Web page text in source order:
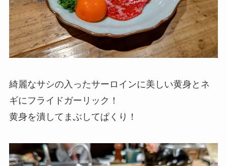
綺麗なサシの入ったサーロインに美しい黄身とネ
ギにフライドガーリック！
黄身を潰してまぶしてぱくり！